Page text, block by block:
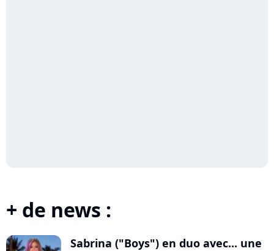
+ de news :
Sabrina ("Boys") en duo avec... une